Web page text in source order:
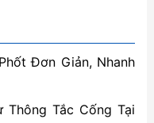
Đơn Giản, Nhanh
Thông Tắc Cống Tại